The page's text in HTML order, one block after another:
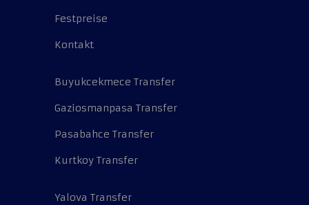
Festpreise
Kontakt
Buyukcekmece Transfer
Gaziosmanpasa Transfer
Pasabahce Transfer
Kurtkoy Transfer
Yalova Transfer